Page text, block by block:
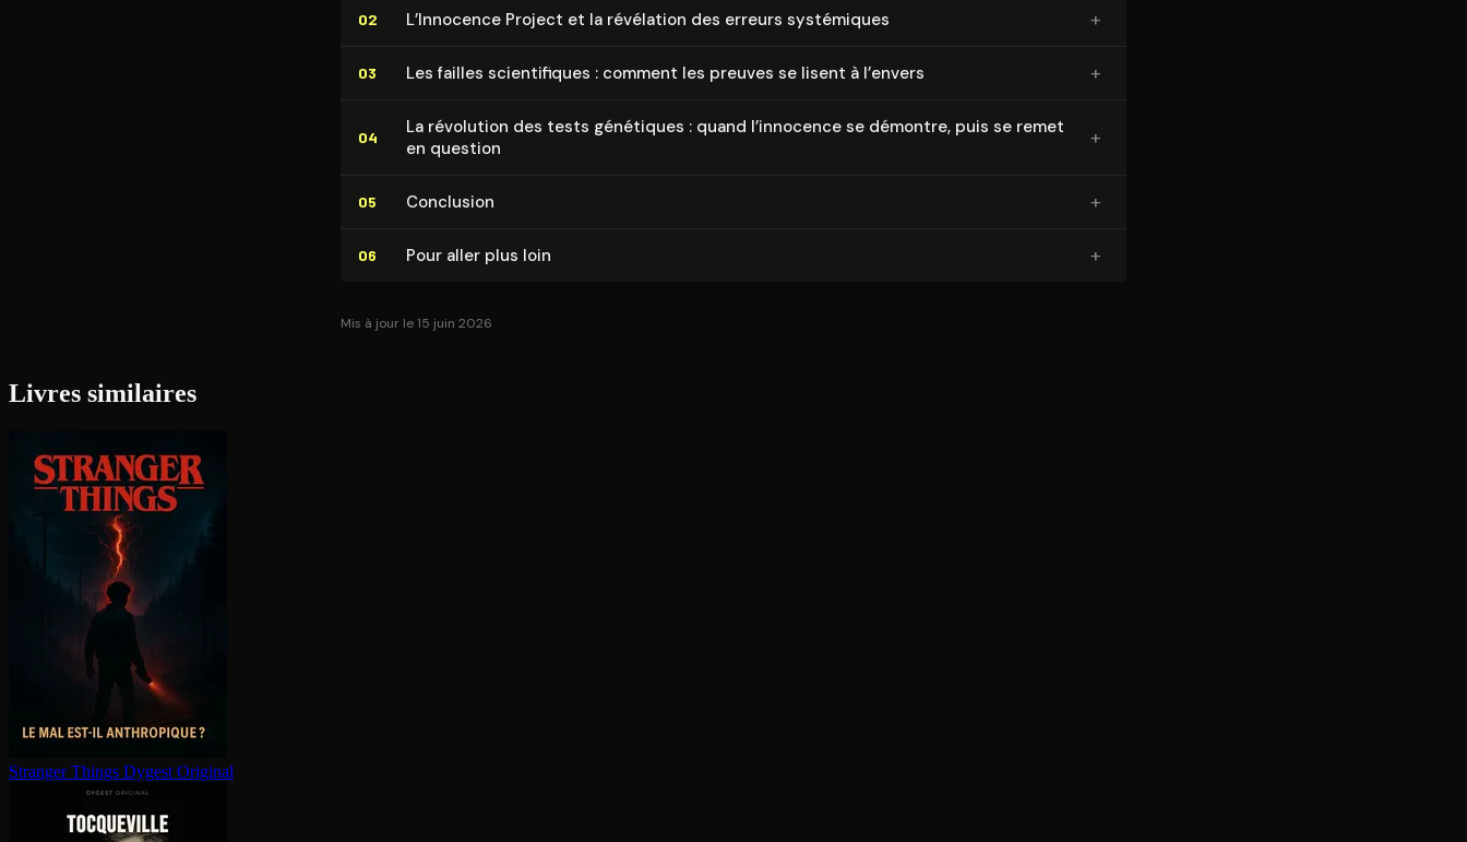
02 L’Innocence Project et la révélation des erreurs systémiques +
03 Les failles scien­ti­fiques : comment les preuves se lisent à l’envers +
04
La révolution des tests génétiques : quand l’innocence se démontre, puis se remet
en question
+
05 Conclusion +
06 Pour aller plus loin +
Mis à jour le 15 juin 2026
Livres similaires
Stranger Things Dygest Original